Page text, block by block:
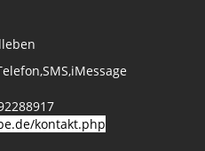
kontakt.php